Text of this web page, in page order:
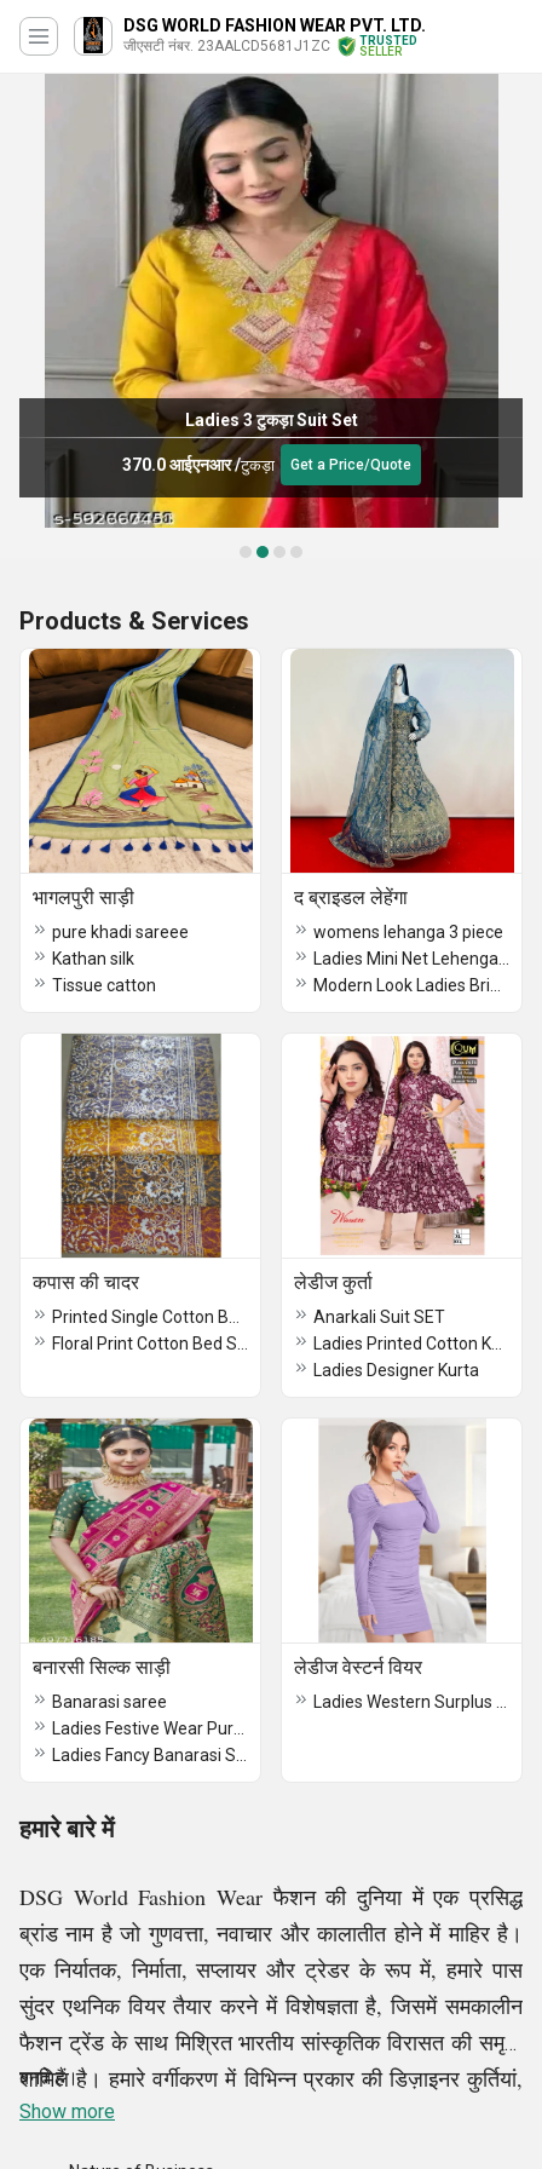
DSG WORLD FASHION WEAR PVT. LTD.
जीएसटी नंबर. 23AALCD5681J1ZC
TRUSTED
SELLER
Ladies 3 टुकड़ा Suit Set
370.0 आईएनआर/टुकड़ा Get a Price/Quote
Products & Services
भागलपुरी साड़ी
pure khadi sareee
Kathan silk
Tissue catton
द ब्राइडल लेहेंगा
womens lehanga 3 piece
कपास की चादर लेडीज कुर्ता
Anarkali Suit SET
Ladies Designer Kurta
बनारसी सिल्क साड़ी
Banarasi saree
लेडीज वेस्टर्न वियर
हमारे बारे में
DSG World Fashion Wear फैशन की दुनिया में एक प्रसिद्ध
ब्रांड नाम है जो गुणवत्ता, नवाचार और कालातीत होने में माहिर है।
एक निर्यातक, निर्माता, सप्लायर और ट्रेडर के रूप में, हमारे पास
सुंदर एथनिक वियर तैयार करने में विशेषज्ञता है, जिसमें समकालीन
फैशन ट्रेंड के साथ मिश्रित भारतीय सांस्कृतिक विरासत की समृद्धि
शामिल है। हमारे वर्गीकरण में विभिन्न प्रकार की डिज़ाइनर कुर्तियां,
फ़ॉइल प्रिंट कुर्तियां, अनारकली फ्रॉक कुर्तियां, प्रिंटेड कॉटन
बनते हैं।
Show more